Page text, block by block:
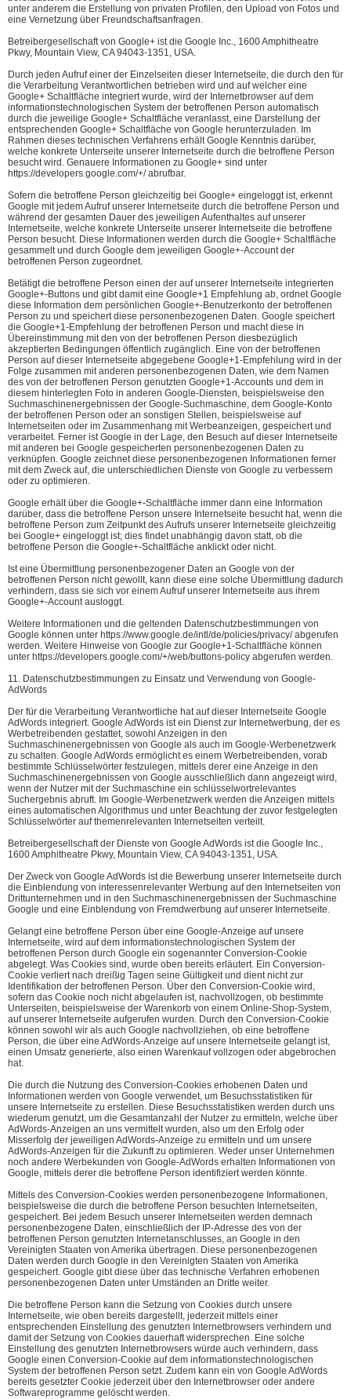
unter anderem die Erstellung von privaten Profilen, den Upload von Fotos und
eine Vernetzung über Freundschaftsanfragen.
Betreibergesellschaft von Google+ ist die Google Inc., 1600 Amphitheatre
Pkwy, Mountain View, CA 94043-1351, USA.
Durch jeden Aufruf einer der Einzelseiten dieser Internetseite, die durch den für
die Verarbeitung Verantwortlichen betrieben wird und auf welcher eine
Google+ Schaltfläche integriert wurde, wird der Internetbrowser auf dem
informationstechnologischen System der betroffenen Person automatisch
durch die jeweilige Google+ Schaltfläche veranlasst, eine Darstellung der
entsprechenden Google+ Schaltfläche von Google herunterzuladen. Im
Rahmen dieses technischen Verfahrens erhält Google Kenntnis darüber,
welche konkrete Unterseite unserer Internetseite durch die betroffene Person
besucht wird. Genauere Informationen zu Google+ sind unter
https://developers.google.com/+/ abrufbar.
Sofern die betroffene Person gleichzeitig bei Google+ eingeloggt ist, erkennt
Google mit jedem Aufruf unserer Internetseite durch die betroffene Person und
während der gesamten Dauer des jeweiligen Aufenthaltes auf unserer
Internetseite, welche konkrete Unterseite unserer Internetseite die betroffene
Person besucht. Diese Informationen werden durch die Google+ Schaltfläche
gesammelt und durch Google dem jeweiligen Google+-Account der
betroffenen Person zugeordnet.
Betätigt die betroffene Person einen der auf unserer Internetseite integrierten
Google+-Buttons und gibt damit eine Google+1 Empfehlung ab, ordnet Google
diese Information dem persönlichen Google+-Benutzerkonto der betroffenen
Person zu und speichert diese personenbezogenen Daten. Google speichert
die Google+1-Empfehlung der betroffenen Person und macht diese in
Übereinstimmung mit den von der betroffenen Person diesbezüglich
akzeptierten Bedingungen öffentlich zugänglich. Eine von der betroffenen
Person auf dieser Internetseite abgegebene Google+1-Empfehlung wird in der
Folge zusammen mit anderen personenbezogenen Daten, wie dem Namen
des von der betroffenen Person genutzten Google+1-Accounts und dem in
diesem hinterlegten Foto in anderen Google-Diensten, beispielsweise den
Suchmaschinenergebnissen der Google-Suchmaschine, dem Google-Konto
der betroffenen Person oder an sonstigen Stellen, beispielsweise auf
Internetseiten oder im Zusammenhang mit Werbeanzeigen, gespeichert und
verarbeitet. Ferner ist Google in der Lage, den Besuch auf dieser Internetseite
mit anderen bei Google gespeicherten personenbezogenen Daten zu
verknüpfen. Google zeichnet diese personenbezogenen Informationen ferner
mit dem Zweck auf, die unterschiedlichen Dienste von Google zu verbessern
oder zu optimieren.
Google erhält über die Google+-Schaltfläche immer dann eine Information
darüber, dass die betroffene Person unsere Internetseite besucht hat, wenn die
betroffene Person zum Zeitpunkt des Aufrufs unserer Internetseite gleichzeitig
bei Google+ eingeloggt ist; dies findet unabhängig davon statt, ob die
betroffene Person die Google+-Schaltfläche anklickt oder nicht.
Ist eine Übermittlung personenbezogener Daten an Google von der
betroffenen Person nicht gewollt, kann diese eine solche Übermittlung dadurch
verhindern, dass sie sich vor einem Aufruf unserer Internetseite aus ihrem
Google+-Account ausloggt.
Weitere Informationen und die geltenden Datenschutzbestimmungen von
Google können unter https://www.google.de/intl/de/policies/privacy/ abgerufen
werden. Weitere Hinweise von Google zur Google+1-Schaltfläche können
unter https://developers.google.com/+/web/buttons-policy abgerufen werden.
11. Datenschutzbestimmungen zu Einsatz und Verwendung von Google-
AdWords
Der für die Verarbeitung Verantwortliche hat auf dieser Internetseite Google
AdWords integriert. Google AdWords ist ein Dienst zur Internetwerbung, der es
Werbetreibenden gestattet, sowohl Anzeigen in den
Suchmaschinenergebnissen von Google als auch im Google-Werbenetzwerk
zu schalten. Google AdWords ermöglicht es einem Werbetreibenden, vorab
bestimmte Schlüsselwörter festzulegen, mittels derer eine Anzeige in den
Suchmaschinenergebnissen von Google ausschließlich dann angezeigt wird,
wenn der Nutzer mit der Suchmaschine ein schlüsselwortrelevantes
Suchergebnis abruft. Im Google-Werbenetzwerk werden die Anzeigen mittels
eines automatischen Algorithmus und unter Beachtung der zuvor festgelegten
Schlüsselwörter auf themenrelevanten Internetseiten verteilt.
Betreibergesellschaft der Dienste von Google AdWords ist die Google Inc.,
1600 Amphitheatre Pkwy, Mountain View, CA 94043-1351, USA.
Der Zweck von Google AdWords ist die Bewerbung unserer Internetseite durch
die Einblendung von interessenrelevanter Werbung auf den Internetseiten von
Drittunternehmen und in den Suchmaschinenergebnissen der Suchmaschine
Google und eine Einblendung von Fremdwerbung auf unserer Internetseite.
Gelangt eine betroffene Person über eine Google-Anzeige auf unsere
Internetseite, wird auf dem informationstechnologischen System der
betroffenen Person durch Google ein sogenannter Conversion-Cookie
abgelegt. Was Cookies sind, wurde oben bereits erläutert. Ein Conversion-
Cookie verliert nach dreißig Tagen seine Gültigkeit und dient nicht zur
Identifikation der betroffenen Person. Über den Conversion-Cookie wird,
sofern das Cookie noch nicht abgelaufen ist, nachvollzogen, ob bestimmte
Unterseiten, beispielsweise der Warenkorb von einem Online-Shop-System,
auf unserer Internetseite aufgerufen wurden. Durch den Conversion-Cookie
können sowohl wir als auch Google nachvollziehen, ob eine betroffene
Person, die über eine AdWords-Anzeige auf unsere Internetseite gelangt ist,
einen Umsatz generierte, also einen Warenkauf vollzogen oder abgebrochen
hat.
Die durch die Nutzung des Conversion-Cookies erhobenen Daten und
Informationen werden von Google verwendet, um Besuchsstatistiken für
unsere Internetseite zu erstellen. Diese Besuchsstatistiken werden durch uns
wiederum genutzt, um die Gesamtanzahl der Nutzer zu ermitteln, welche über
AdWords-Anzeigen an uns vermittelt wurden, also um den Erfolg oder
Misserfolg der jeweiligen AdWords-Anzeige zu ermitteln und um unsere
AdWords-Anzeigen für die Zukunft zu optimieren. Weder unser Unternehmen
noch andere Werbekunden von Google-AdWords erhalten Informationen von
Google, mittels derer die betroffene Person identifiziert werden könnte.
Mittels des Conversion-Cookies werden personenbezogene Informationen,
beispielsweise die durch die betroffene Person besuchten Internetseiten,
gespeichert. Bei jedem Besuch unserer Internetseiten werden demnach
personenbezogene Daten, einschließlich der IP-Adresse des von der
betroffenen Person genutzten Internetanschlusses, an Google in den
Vereinigten Staaten von Amerika übertragen. Diese personenbezogenen
Daten werden durch Google in den Vereinigten Staaten von Amerika
gespeichert. Google gibt diese über das technische Verfahren erhobenen
personenbezogenen Daten unter Umständen an Dritte weiter.
Die betroffene Person kann die Setzung von Cookies durch unsere
Internetseite, wie oben bereits dargestellt, jederzeit mittels einer
entsprechenden Einstellung des genutzten Internetbrowsers verhindern und
damit der Setzung von Cookies dauerhaft widersprechen. Eine solche
Einstellung des genutzten Internetbrowsers würde auch verhindern, dass
Google einen Conversion-Cookie auf dem informationstechnologischen
System der betroffenen Person setzt. Zudem kann ein von Google AdWords
bereits gesetzter Cookie jederzeit über den Internetbrowser oder andere
Softwareprogramme gelöscht werden.